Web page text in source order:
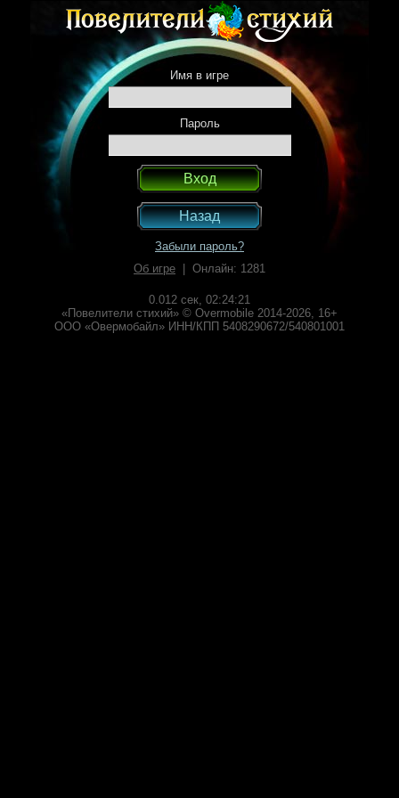
Имя в игре
Пароль
Назад
Забыли пароль?
Об игре | Онлайн: 1281
0.012 сек, 02:24:21
«Повелители стихий» © Overmobile 2014-2026, 16+
ООО «Овермобайл» ИНН/КПП 5408290672/540801001